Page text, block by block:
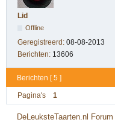
Lid
Offline
Geregistreerd: 08-08-2013
Berichten: 13606
Berichten [ 5 ]
Pagina's 1
DeLeuksteTaarten.nl Forum